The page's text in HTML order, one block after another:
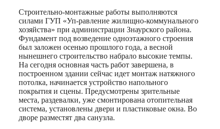
Строительно-монтажные работы выполняются
силами ГУП «Уп-равление жилищно-коммунального
хозяйства» при администрации Знаурского района.
Фундамент под возведение одноэтажного строения
был заложен осенью прошлого года, а весной
нынешнего строительство набрало высокие темпы.
На сегодня основная часть работ завершена, в
построенном здании сейчас идет монтаж натяжного
потолка, начинается устройство напольного
покрытия и сцены. Предусмотрены зрительные
места, раздевалки, уже смонтирована отопительная
система, установлены двери и пластиковые окна. Во
дворе разместят два санузла.